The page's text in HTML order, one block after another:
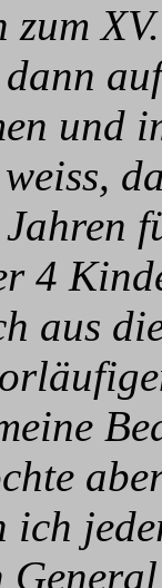
und
4
aus
ich